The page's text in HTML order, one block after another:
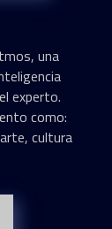
una
experto.
como:
cultura